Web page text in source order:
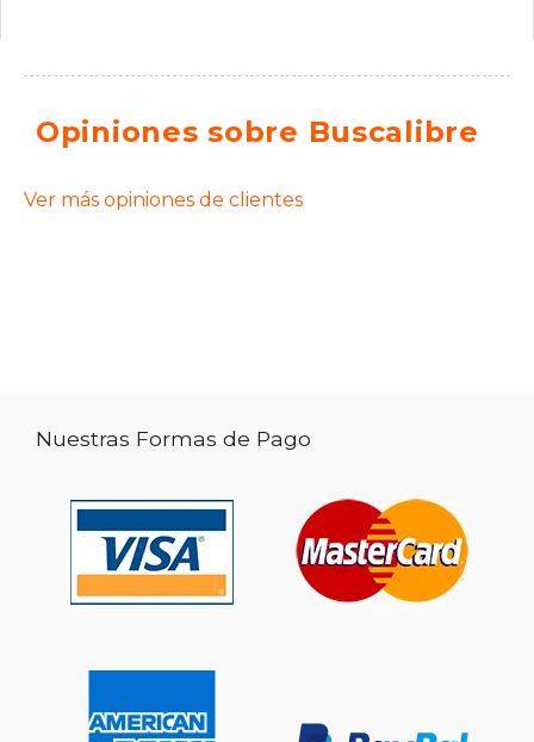
Opiniones sobre Buscalibre
Ver más opiniones de clientes
Nuestras Formas de Pago